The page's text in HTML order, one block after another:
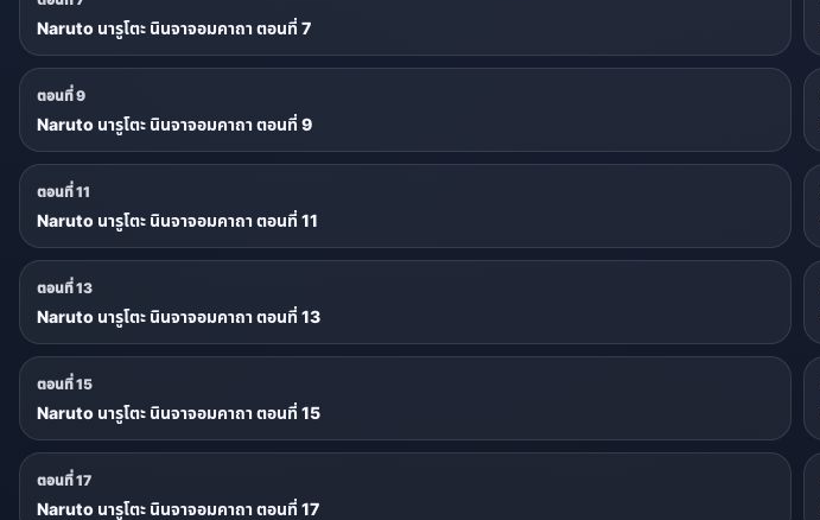
Naruto นารูโตะ นินจาจอมคาถา ตอนที่ 7
ตอนที่ 9
Naruto นารูโตะ นินจาจอมคาถา ตอนที่ 9
ตอนที่ 11
Naruto นารูโตะ นินจาจอมคาถา ตอนที่ 11
ตอนที่ 13
Naruto นารูโตะ นินจาจอมคาถา ตอนที่ 13
ตอนที่ 15
Naruto นารูโตะ นินจาจอมคาถา ตอนที่ 15
ตอนที่ 17
Naruto นารูโตะ นินจาจอมคาถา ตอนที่ 17